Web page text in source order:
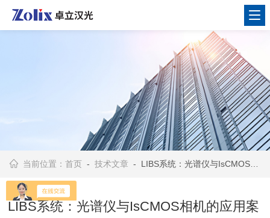
当前位置：首页 -技术文章 - LIBS系统：光谱仪与IsCMOS相机的应用案例
LIBS系统：光谱仪与IsCMOS相机的应用案